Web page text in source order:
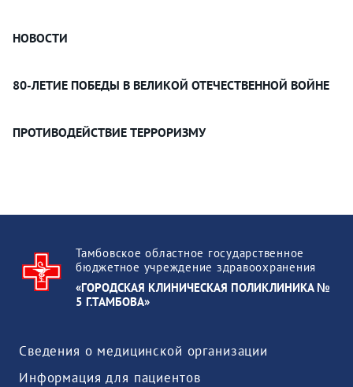
НОВОСТИ
80-ЛЕТИЕ ПОБЕДЫ В ВЕЛИКОЙ ОТЕЧЕСТВЕННОЙ ВОЙНЕ
ПРОТИВОДЕЙСТВИЕ ТЕРРОРИЗМУ
Тамбовское областное государственное
бюджетное учреждение здравоохранения
«ГОРОДСКАЯ КЛИНИЧЕСКАЯ ПОЛИКЛИНИКА №
5 Г.ТАМБОВА»
Сведения о медицинской организации
Информация для пациентов